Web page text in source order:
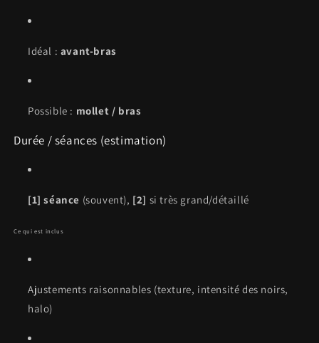
Idéal : avant-bras
Possible : mollet / bras
Durée / séances (estimation)
[1] séance (souvent), [2] si très grand/détaillé
Ce qui est inclus
Ajustements raisonnables (texture, intensité des noirs,
halo)